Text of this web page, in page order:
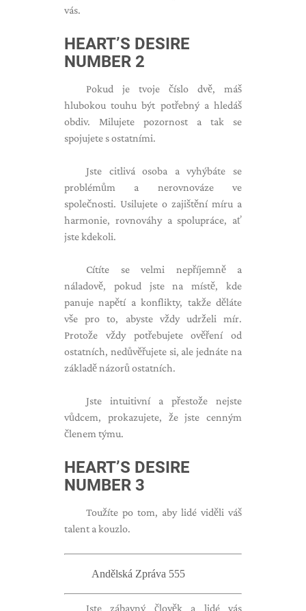
vás.
HEART’S DESIRE
NUMBER 2
Pokud je tvoje číslo dvě, máš
hlubokou touhu být potřebný a hledáš
obdiv. Milujete pozornost a tak se
spojujete s ostatními.
Jste citlivá osoba a vyhýbáte se
problémům a nerovnováze ve
společnosti. Usilujete o zajištění míru a
harmonie, rovnováhy a spolupráce, ať
jste kdekoli.
Cítíte se velmi nepříjemně a
náladově, pokud jste na místě, kde
panuje napětí a konflikty, takže děláte
vše pro to, abyste vždy udrželi mír.
Protože vždy potřebujete ověření od
ostatních, nedůvěřujete si, ale jednáte na
základě názorů ostatních.
Jste intuitivní a přestože nejste
vůdcem, prokazujete, že jste cenným
členem týmu.
HEART’S DESIRE
NUMBER 3
Toužíte po tom, aby lidé viděli váš
talent a kouzlo.
Andělská Zpráva 555
Jste zábavný člověk a lidé vás